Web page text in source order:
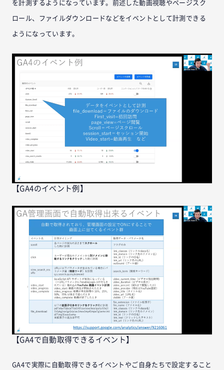
を計測するようになっています。前述した動画視聴やページスク
ロール、ファイルダウンロードなどをイベントとして計測できる
ようになっています。
【GA4のイベント例】
【GA4で自動取得できるイベント】
GA4で実際に自動取得できるイベントやご自身たちで設定すること